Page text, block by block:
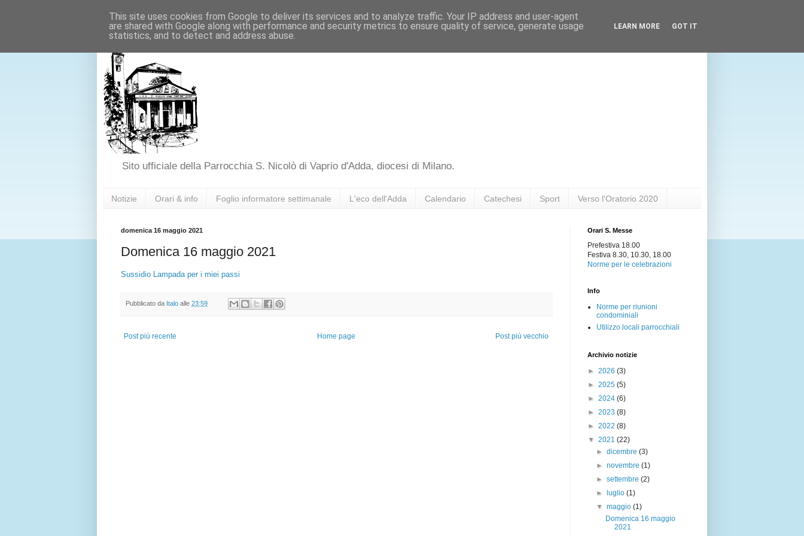
Sito ufficiale della Parrocchia S. Nicolò di Vaprio d'Adda, diocesi di Milano.
Notizie Orari & info Foglio informatore settimanale L'eco dell'Adda Calendario Catechesi Sport Verso l'Oratorio 2020
domenica 16 maggio 2021
Domenica 16 maggio 2021
Sussidio Lampada per i miei passi
Pubblicato da Italo alle 23:59
Post più recente Post più vecchio
Home page
Orari S. Messe
Prefestiva 18.00
Festiva 8.30, 10.30, 18.00
Norme per le celebrazioni
Info
Norme per riunioni
condominiali
Utilizzo locali parrocchiali
Archivio notizie
► 2026 (3)
► 2025 (5)
► 2024 (6)
► 2023 (8)
► 2022 (8)
▼ 2021 (22)
►dicembre(3)
►novembre(1)
►settembre(2)
►
luglio(1)
▼maggio(1)
Domenica 16 maggio
2021
This site uses cookies from Google to deliver its services and to analyze traffic. Your IP address and user-agent
are shared with Google along with performance and security metrics to ensure quality of service, generate usage
statistics, and to detect and address abuse.
LEARN MORE GOT IT